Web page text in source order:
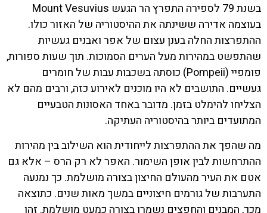
בשנת 79 לספירה התפרץ הר הגעש Mount Vesuvius
בעוצמה אדירה ששינתה את ההיסטוריה של האזור כולו.
ההתפרצות החלה בענן עצום של אפר ואבנים געשיות
שהתפשט במהירות מעל הערים הסמוכות. תוך שעות ספורות,
פומפיי (Pompeii) כוסתה בשכבות עבות של חומרים
געשיים. התושבים לא היו מוכנים לאירוע כזה, ורבים מהם לא
הצליחו להימלט בזמן. מדובר באחד האסונות הטבעיים
המתועדים ביותר בהיסטוריה העתיקה.
מה שהפך את ההתפרצות לייחודית הוא השילוב בין מהירות
ההתרחשות לבין אופן השימור. האפר לא רק הרס – אלא גם
אטם את העיר מהעולם החיצון בצורה מושלמת. כך נמנעה
התערבות של גורמים חיצוניים במשך מאות שנים. כתוצאה
מכך, המבנים והחפצים נשמרו בצורה כמעט מושלמת. זהו